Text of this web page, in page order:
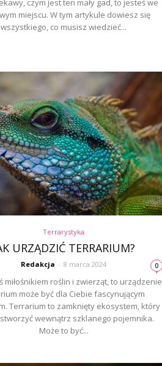
czym jest ten mały gad, to jesteś we
miejscu. W tym artykule dowiesz się
wszystkiego, co musisz wiedzieć...
Terrarystyka
URZĄDZIĆ TERRARIUM?
Redakcja - 8 marca 2024 0
miłośnikiem roślin i zwierząt, to urządzenie
może być dla Ciebie fascynującym
Terrarium to zamknięty ekosystem, który
wewnątrz szklanego pojemnika.
Może to być...